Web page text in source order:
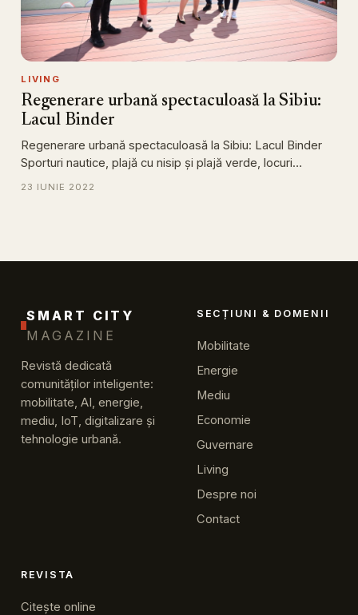
LIVING
Regenerare urbană spectaculoasă la Sibiu:
Lacul Binder
Regenerare urbană spectaculoasă la Sibiu: Lacul Binder
Sporturi nautice, plajă cu nisip și plajă verde, locuri…
23 IUNIE 2022
SMART CITY
MAGAZINE
Revistă dedicată
comunităților inteligente:
mobilitate, AI, energie,
mediu, IoT, digitalizare și
tehnologie urbană.
SECȚIUNI & DOMENII
Mobilitate
Energie
Mediu
Economie
Guvernare
Living
Despre noi
Contact
REVISTA
Citește online